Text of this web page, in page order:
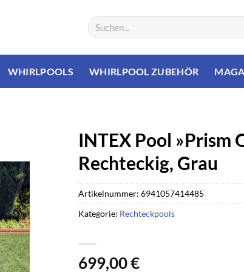
Suchen
nach:
WHIRLPOOLS WHIRLPOOL ZUBEHÖR
INTEX Pool »Prism
Rechteckig, Grau
699,00€
Artikelnummer: 6941057414485
Kategorie: Rechteckpools